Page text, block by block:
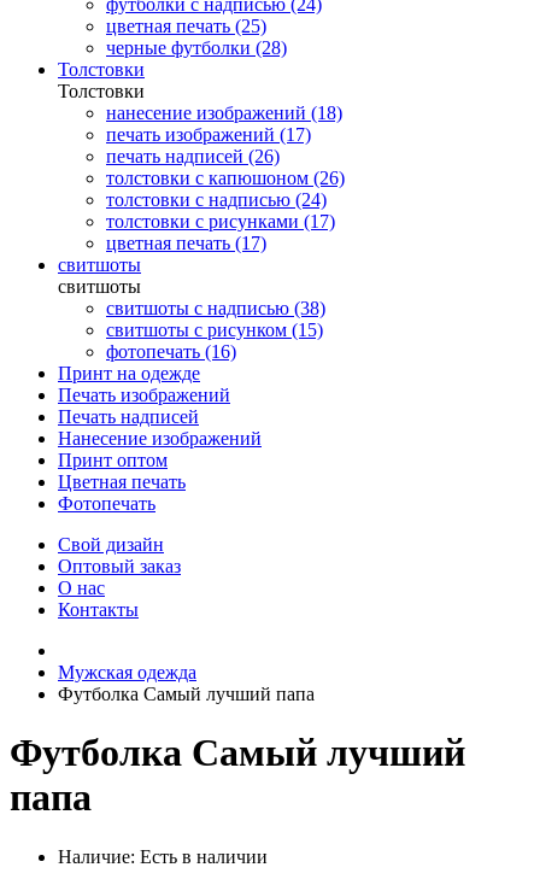
футболки с надписью (24)
цветная печать (25)
черные футболки (28)
Толстовки
Толстовки
нанесение изображений (18)
печать изображений (17)
печать надписей (26)
толстовки с капюшоном (26)
толстовки с надписью (24)
толстовки с рисунками (17)
цветная печать (17)
свитшоты
свитшоты
свитшоты с надписью (38)
свитшоты с рисунком (15)
фотопечать (16)
Принт на одежде
Печать изображений
Печать надписей
Нанесение изображений
Принт оптом
Цветная печать
Фотопечать
Свой дизайн
Оптовый заказ
О нас
Контакты
Мужская одежда
Футболка Самый лучший папа
Футболка Самый лучший
папа
Наличие: Есть в наличии